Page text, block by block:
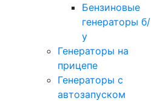
Бензиновые
генераторы б/
у
Генераторы на
прицепе
Генераторы с
автозапуском